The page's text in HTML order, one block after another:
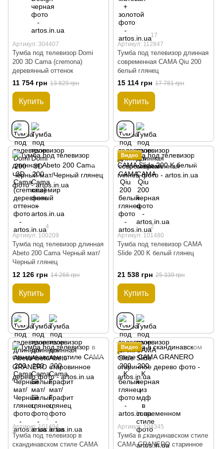
Артикул: 304407
Тумба под телевизор Domi
200 3D Cama (cremona)
деревянный оттенок
11 754 грн 13 829 грн
Купить
17
Артикул: 112847
Тумба под телевизор длинная
современная CAMA Qiu 200
белый глянец
15 114 грн 17 781 грн
Купить
4
Артикул: 100209
Тумба под телевизор длинная
Abeto 200 Cama Черный мат/
Черный глянец
12 126 грн 14 266 грн
Купить
Видео
2
Артикул: 101480
Тумба под телевизор CAMA
Slide 200 K белый глянец
21 538 грн 25 339 грн
Купить
1
Артикул: 101494
Тумба под телевизор в
скандинавском стиле CAMA
Видео
Артикул: 104345
Тумба в скандинавском стиле
CAMA GRANERO старинное